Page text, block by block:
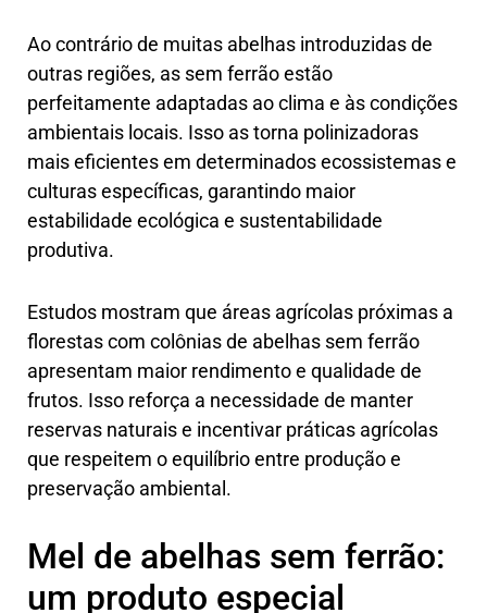
Ao contrário de muitas abelhas introduzidas de
outras regiões, as sem ferrão estão
perfeitamente adaptadas ao clima e às condições
ambientais locais. Isso as torna polinizadoras
mais eficientes em determinados ecossistemas e
culturas específicas, garantindo maior
estabilidade ecológica e sustentabilidade
produtiva.
Estudos mostram que áreas agrícolas próximas a
florestas com colônias de abelhas sem ferrão
apresentam maior rendimento e qualidade de
frutos. Isso reforça a necessidade de manter
reservas naturais e incentivar práticas agrícolas
que respeitem o equilíbrio entre produção e
preservação ambiental.
Mel de abelhas sem ferrão:
um produto especial